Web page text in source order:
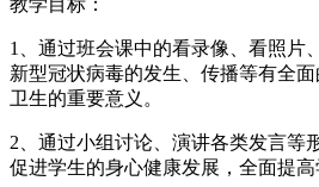
1、通过班会课中的看录像、看照片
新型冠状病毒的发生、传播等有全
卫生的重要意义。
2、通过小组讨论、演讲各类发言等
促进学生的身心健康发展，全面提高